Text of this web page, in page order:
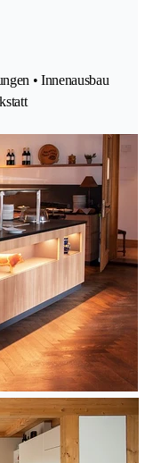
• Innenausbau